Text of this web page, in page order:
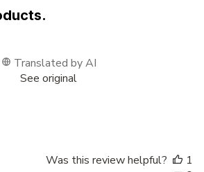
Translated by AI
See original
Was this review helpful?
1